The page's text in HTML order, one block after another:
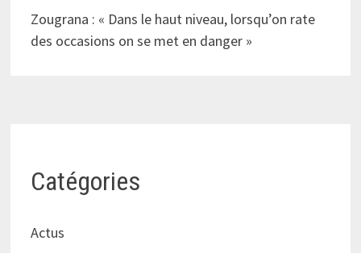
Zougrana : « Dans le haut niveau, lorsqu’on rate
des occasions on se met en danger »
Catégories
Actus